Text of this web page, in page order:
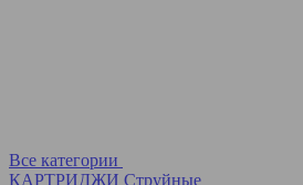
Все категории
КАРТРИДЖИ Струйные